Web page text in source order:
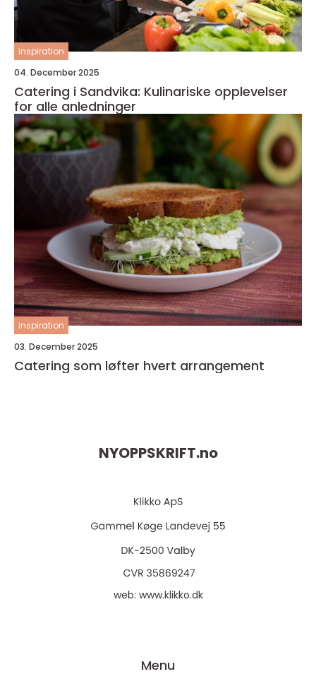
inspiration
04. December 2025
Catering i Sandvika: Kulinariske opplevelser
for alle anledninger
inspiration
03. December 2025
Catering som løfter hvert arrangement
NYOPPSKRIFT.no
web: www.klikko.dk
Menu